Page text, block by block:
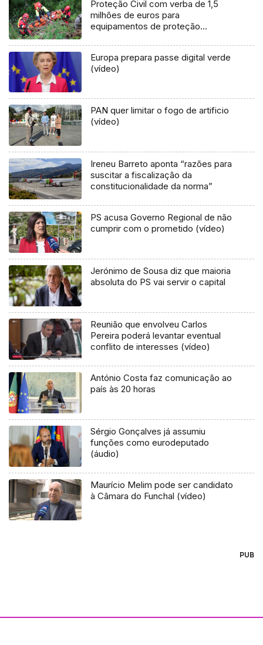
Proteção Civil com verba de 1,5
milhões de euros para
equipamentos de proteção
Europa prepara passe digital verde
(vídeo)
PAN quer limitar o fogo de artificio
(vídeo)
Ireneu Barreto aponta “razões para
suscitar a fiscalização da
constitucionalidade da norma”
PS acusa Governo Regional de não
cumprir com o prometido (vídeo)
Jerónimo de Sousa diz que maioria
absoluta do PS vai servir o capital
Reunião que envolveu Carlos
Pereira poderá levantar eventual
conflito de interesses (vídeo)
António Costa faz comunicação ao
país às 20 horas
Sérgio Gonçalves já assumiu
funções como eurodeputado
(áudio)
Maurício Melim pode ser candidato
à Câmara do Funchal (vídeo)
PUB